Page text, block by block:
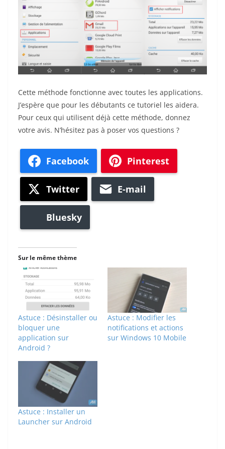
Cette méthode fonctionne avec toutes les applications.
J’espère que pour les débutants ce tutoriel les aidera.
Pour ceux qui utilisent déjà cette méthode, donnez
votre avis. N’hésitez pas à poser vos questions ?
Facebook Pinterest
Twitter E-mail
Bluesky
Sur le même thème
Astuce : Désinstaller ou
bloquer une
application sur
Android ?
Astuce : Modifier les
notifications et actions
sur Windows 10 Mobile
Astuce : Installer un
Launcher sur Android